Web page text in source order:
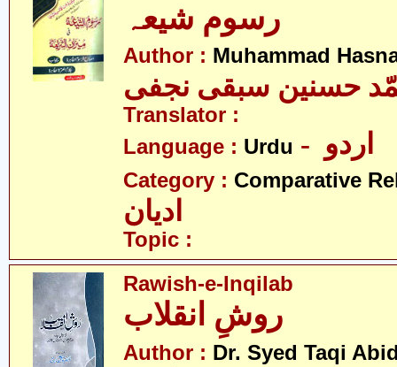
Author : Muhammad
حسنین سبقی نجفی
Translator :
Language : Urdu
Category : Comparative
ادیان
Topic :
Rawish-e-Inqilab
روشِ انقلاب
Author : Dr. Syed Taqi